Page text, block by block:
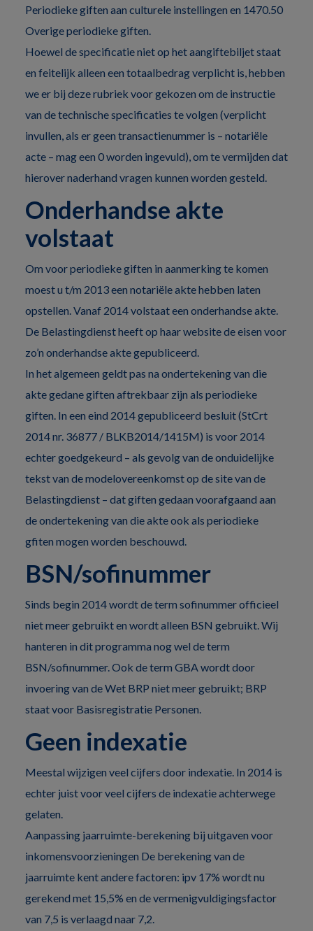
Periodieke giften aan culturele instellingen en 1470.50
Overige periodieke giften.
Hoewel de specificatie niet op het aangiftebiljet staat
en feitelijk alleen een totaalbedrag verplicht is, hebben
we er bij deze rubriek voor gekozen om de instructie
van de technische specificaties te volgen (verplicht
invullen, als er geen transactienummer is – notariële
acte – mag een 0 worden ingevuld), om te vermijden dat
hierover naderhand vragen kunnen worden gesteld.
Onderhandse akte
volstaat
Om voor periodieke giften in aanmerking te komen
moest u t/m 2013 een notariële akte hebben laten
opstellen. Vanaf 2014 volstaat een onderhandse akte.
De Belastingdienst heeft op haar website de eisen voor
zo’n onderhandse akte gepubliceerd.
In het algemeen geldt pas na ondertekening van die
akte gedane giften aftrekbaar zijn als periodieke
giften. In een eind 2014 gepubliceerd besluit (StCrt
2014 nr. 36877 / BLKB2014/1415M) is voor 2014
echter goedgekeurd – als gevolg van de onduidelijke
tekst van de modelovereenkomst op de site van de
Belastingdienst – dat giften gedaan voorafgaand aan
de ondertekening van die akte ook als periodieke
gfiten mogen worden beschouwd.
BSN/sofinummer
Sinds begin 2014 wordt de term sofinummer officieel
niet meer gebruikt en wordt alleen BSN gebruikt. Wij
hanteren in dit programma nog wel de term
BSN/sofinummer. Ook de term GBA wordt door
invoering van de Wet BRP niet meer gebruikt; BRP
staat voor Basisregistratie Personen.
Geen indexatie
Meestal wijzigen veel cijfers door indexatie. In 2014 is
echter juist voor veel cijfers de indexatie achterwege
gelaten.
Aanpassing jaarruimte-berekening bij uitgaven voor
inkomensvoorzieningen De berekening van de
jaarruimte kent andere factoren: ipv 17% wordt nu
gerekend met 15,5% en de vermenigvuldigingsfactor
van 7,5 is verlaagd naar 7,2.